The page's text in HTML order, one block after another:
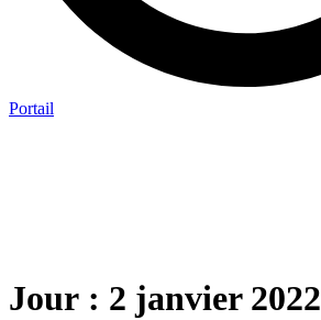
Portail
Jour : 2 janvier 2022